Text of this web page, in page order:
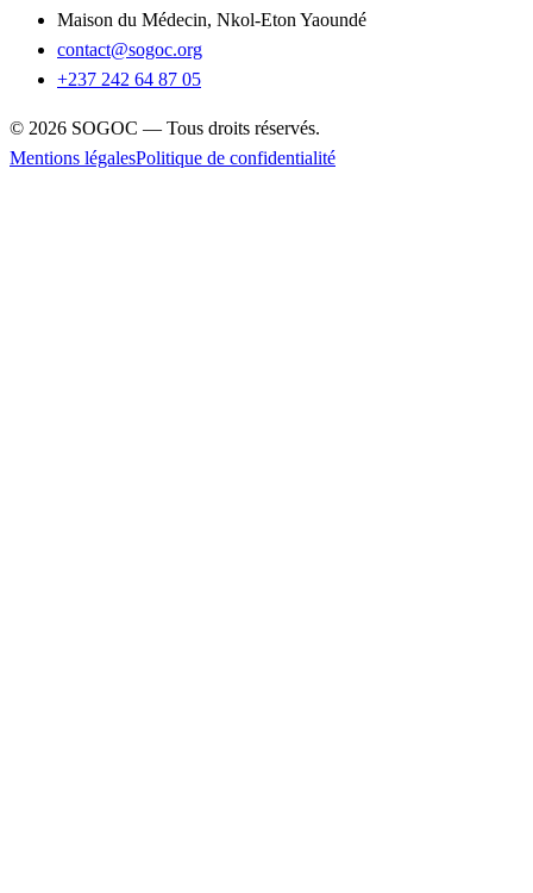
Maison du Médecin, Nkol-Eton Yaoundé
contact@sogoc.org
+237 242 64 87 05
© 2026 SOGOC — Tous droits réservés.
Mentions légalesPolitique de confidentialité